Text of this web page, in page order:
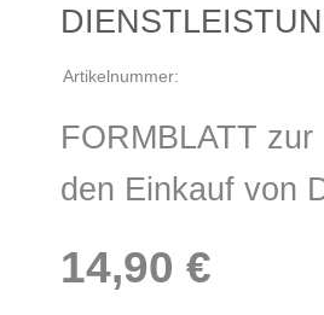
Artikelnummer:
FORMBLATT
den Einkauf von
14,90 €